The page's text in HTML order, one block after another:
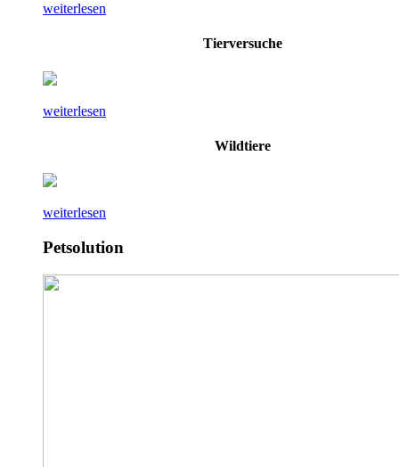
weiterlesen
Tierversuche
weiterlesen
Wildtiere
weiterlesen
Petsolution